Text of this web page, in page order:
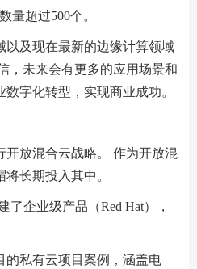
量超过500个。
以及现在最新的边缘计算领域
，未来会有更多的应用场景和
字化转型，实现商业成功。
开放混合云战略。 作为开放混
长期投入其中。
了企业级产品（Red Hat），
的私有云项目案例，涵盖电